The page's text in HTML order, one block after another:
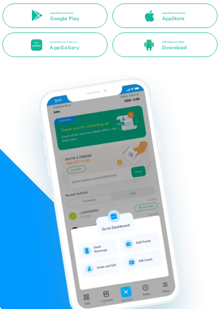
Inapatikana kwenye
Google Play
Inapatikana kwenye
AppStore
Inapatikana kwenye
AppGallery
APK Moja kwa Moja
Download